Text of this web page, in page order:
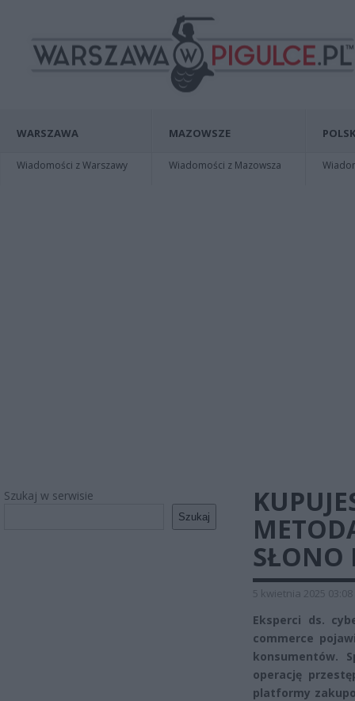
WARSZAWA
Wiadomości z Warszawy
MAZOWSZE
Wiadomości z Mazowsza
Szukaj w serwisie
Szukaj
SŁONO
5 kwietnia 2025 03:08
Eksperci ds.
commerce
konsumentów.
operację
platformy